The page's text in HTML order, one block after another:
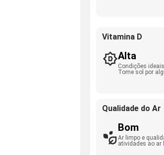
Vitamina D
Alta
Condições
Tome sol por
Qualidade do Ar
Bom
Ar limpo e
atividades ao ar